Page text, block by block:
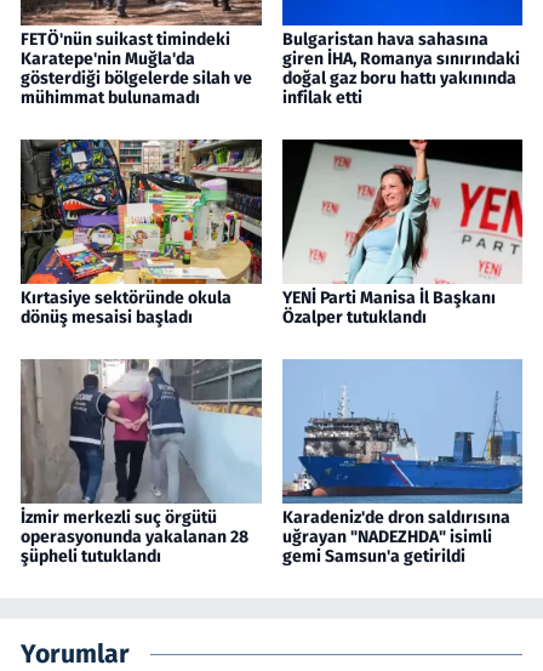
FETÖ'nün suikast timindeki
Karatepe'nin Muğla'da
gösterdiği bölgelerde silah ve
mühimmat bulunamadı
Bulgaristan hava sahasına
giren İHA, Romanya sınırındaki
doğal gaz boru hattı yakınında
infilak etti
Kırtasiye sektöründe okula
dönüş mesaisi başladı
YENİ Parti Manisa İl Başkanı
Özalper tutuklandı
İzmir merkezli suç örgütü
operasyonunda yakalanan 28
şüpheli tutuklandı
Karadeniz'de dron saldırısına
uğrayan "NADEZHDA" isimli
gemi Samsun'a getirildi
Yorumlar